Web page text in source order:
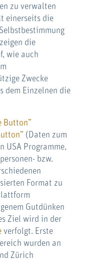
zu verwalten
einerseits die
die
wie auch
Zwecke
dem Einzelnen die
Button”
(Daten zum
USA Programme,
bzw.
Format zu
Gutdünken
Ziel wird in der
verfolgt. Erste
wurden an
Zürich